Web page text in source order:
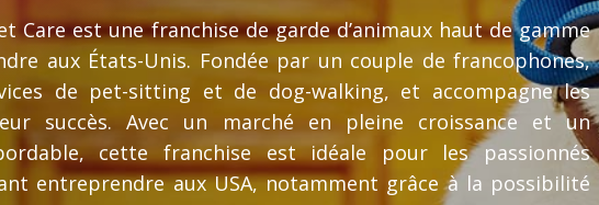
Care est une franchise de garde d’animaux haut de gamme
aux États-Unis. Fondée par un couple de francophones,
de pet-sitting et de dog-walking, et accompagne les
succès. Avec un marché en pleine croissance et un
cette franchise est idéale pour les passionnés
entreprendre aux USA, notamment grâce à la possibilité